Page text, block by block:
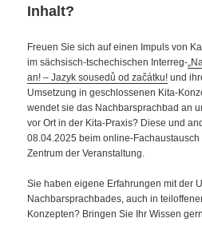
Inhalt?
Freuen Sie sich auf einen Impuls von
im sächsisch-tschechischen Interreg-
an! – Jazyk sousedů od začátku! und
Umsetzung in geschlossenen Kita-
wendet sie das Nachbarsprachbad an
vor Ort in der Kita-Praxis? Diese und
08.04.2025 beim online-Fachaustausch
Zentrum der Veranstaltung.
Sie haben eigene Erfahrungen mit der
Nachbarsprachbades, auch in
Konzepten? Bringen Sie Ihr Wissen